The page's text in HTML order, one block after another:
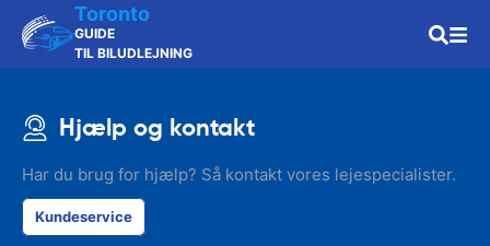
Toronto
GUIDE
TIL BILUDLEJNING
Hjælp og kontakt
Har du brug for hjælp? Så kontakt vores lejespecialister.
Kundeservice